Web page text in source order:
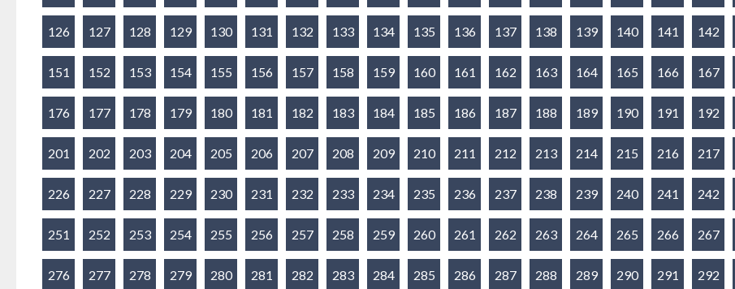
126 127 128 129 130 131 132 133 134 135 136 137 138 139 140 141 142
151 152 153 154 155 156 157 158 159 160 161 162 163 164 165 166 167
176 177 178 179 180 181 182 183 184 185 186 187 188 189 190 191 192
201 202 203 204 205 206 207 208 209 210 211 212 213 214 215 216 217
226 227 228 229 230 231 232 233 234 235 236 237 238 239 240 241 242
251 252 253 254 255 256 257 258 259 260 261 262 263 264 265 266 267
276 277 278 279 280 281 282 283 284 285 286 287 288 289 290 291 292